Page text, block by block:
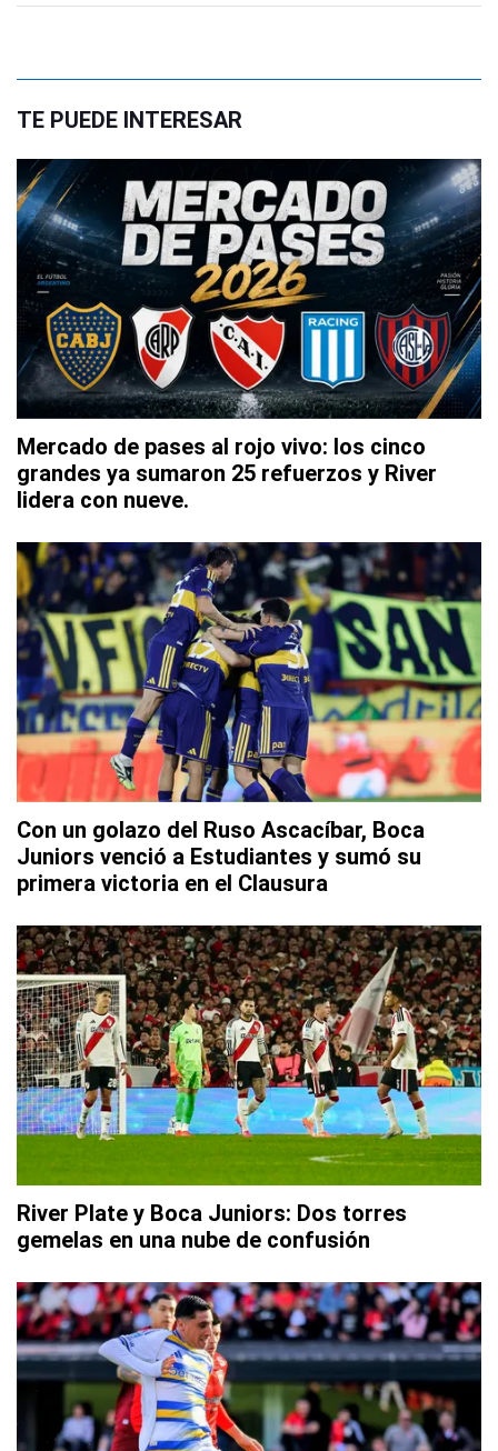
TE PUEDE INTERESAR
Mercado de pases al rojo vivo: los cinco
grandes ya sumaron 25 refuerzos y River
lidera con nueve.
Con un golazo del Ruso Ascacíbar, Boca
Juniors venció a Estudiantes y sumó su
primera victoria en el Clausura
River Plate y Boca Juniors: Dos torres
gemelas en una nube de confusión